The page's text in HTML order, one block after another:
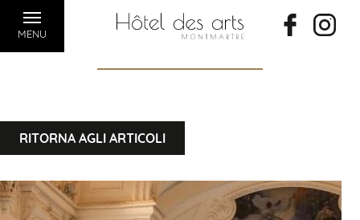
MENU
RITORNA AGLI ARTICOLI